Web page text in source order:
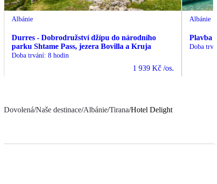
Albánie
Durres - Dobrodružství džípu do národního
parku Shtame Pass, jezera Bovilla a Kruja
Doba trvání: 8 hodin
1 939 Kč /os.
Albánie
Plavba
Doba
Dovolená/Naše destinace/Albánie/Tirana/Hotel Delight